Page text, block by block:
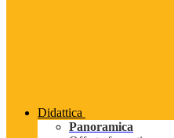
Didattica
Panoramica